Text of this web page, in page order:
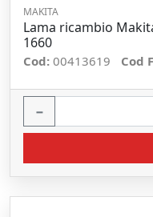
MAKITA
Lama ricambio
1660
Cod: 00413619 Cod
−